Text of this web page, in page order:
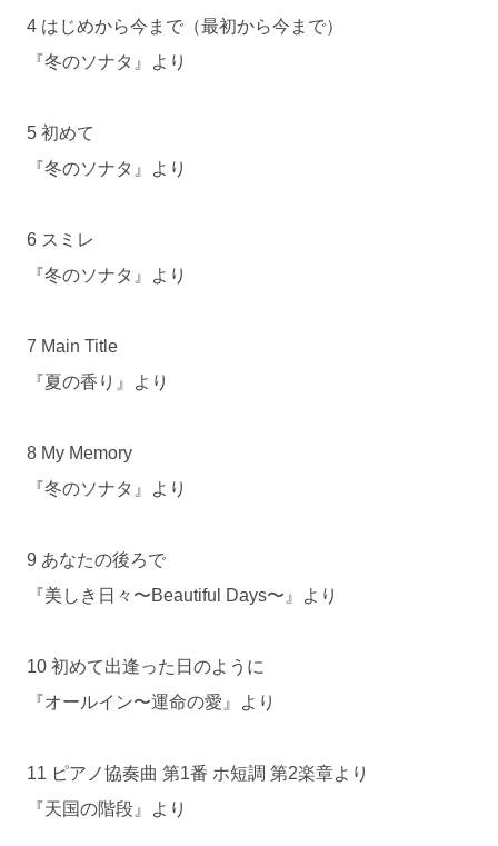
4 はじめから今まで（最初から今まで）
『冬のソナタ』より
5 初めて
『冬のソナタ』より
6 スミレ
『冬のソナタ』より
7 Main Title
『夏の香り』より
8 My Memory
『冬のソナタ』より
9 あなたの後ろで
『美しき日々〜Beautiful Days〜』より
10 初めて出逢った日のように
『オールイン〜運命の愛』より
11 ピアノ協奏曲 第1番 ホ短調 第2楽章より
『天国の階段』より